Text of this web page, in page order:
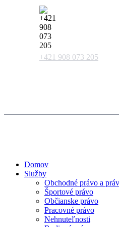
+421 908 073 205
Domov
Služby
Obchodné právo a
Športové právo
Občianske právo
Pracovné právo
Nehnuteľnosti